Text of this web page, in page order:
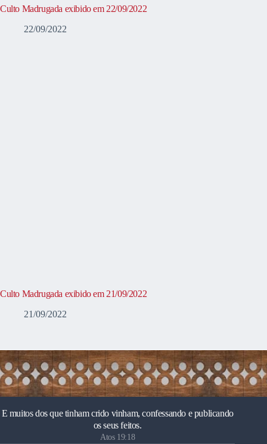
Culto Madrugada exibido em 22/09/2022
22/09/2022
Culto Madrugada exibido em 21/09/2022
21/09/2022
E muitos dos que tinham crido vinham, confessando e publicando
os seus feitos.
Atos 19:18